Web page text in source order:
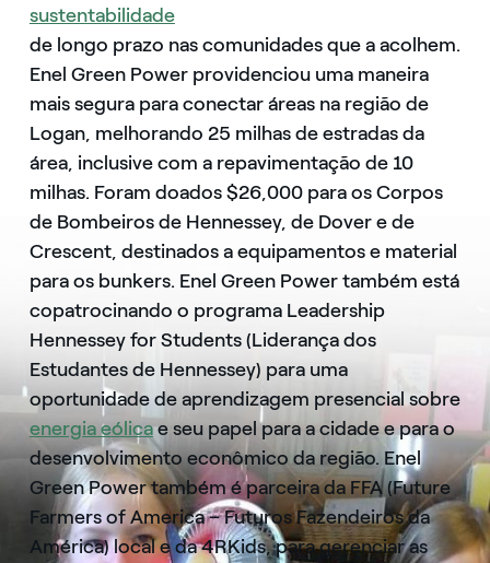
sustentabilidade
de longo prazo nas comunidades que a acolhem.
Enel Green Power providenciou uma maneira
mais segura para conectar áreas na região de
Logan, melhorando 25 milhas de estradas da
área, inclusive com a repavimentação de 10
milhas. Foram doados $26,000 para os Corpos
de Bombeiros de Hennessey, de Dover e de
Crescent, destinados a equipamentos e material
para os bunkers. Enel Green Power também está
copatrocinando o programa Leadership
Hennessey for Students (Liderança dos
Estudantes de Hennessey) para uma
oportunidade de aprendizagem presencial sobre
energia eólicae seu papel para a cidade e para o
desenvolvimento econômico da região. Enel
Green Power também é parceira da FFA (Future
Farmers of America – Futuros Fazendeiros da
América) local e da 4RKids, para gerenciar as